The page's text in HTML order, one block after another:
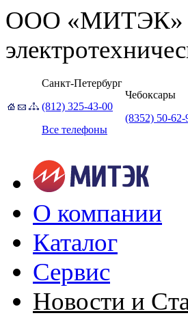
ООО «МИТЭК» -
Санкт-Петербург
(812) 325-43-00
Все телефоны
Чебоксары
(8352) 50-62-
О компании
Каталог
Сервис
Новости и